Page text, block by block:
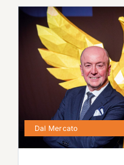
Dal Mercato